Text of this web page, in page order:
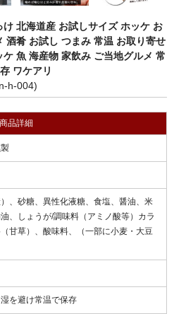
北海道産 お試しサイズ ホッケ お
酒肴 お試し つまみ 常温 お取り寄せ
魚 海産物 家飲み ご当地グルメ 常
ワケアリ
h-004)
商品詳細
、砂糖、異性化液糖、食塩、醤油、米
、しょうが/調味料（アミノ酸等）カラ
甘草）、酸味料、（一部に小麦・大豆
を避け常温で保存